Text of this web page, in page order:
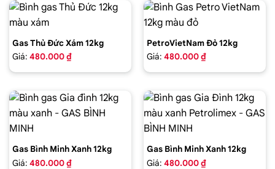
Gas Thủ Đức Xám 12kg
Giá: 480.000 ₫
PetroVietNam Đỏ 12kg
Giá: 480.000 ₫
Gas Bình Minh Xanh 12kg
Giá: 480.000 ₫
Gas Bình Minh Xanh 12kg
Giá: 480.000 ₫